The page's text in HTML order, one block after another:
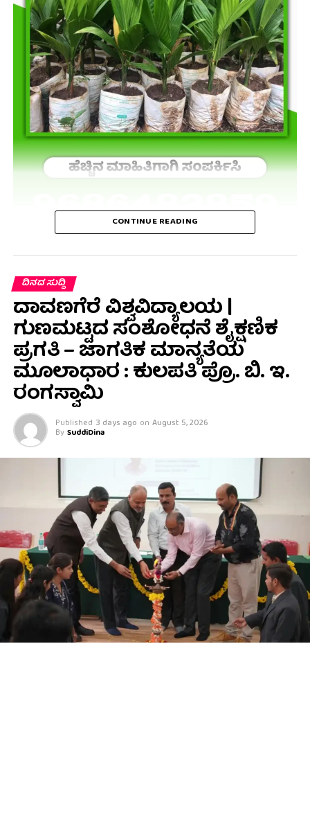
CONTINUE READING
ದಿನದ ಸುದ್ದಿ
ದಾವಣಗೆರೆ ವಿಶ್ವವಿದ್ಯಾಲಯ |
ಗುಣಮಟ್ಟದ ಸಂಶೋಧನೆ ಶೈಕ್ಷಣಿಕ
ಪ್ರಗತಿ – ಜಾಗತಿಕ ಮಾನ್ಯತೆಯ
ಮೂಲಾಧಾರ : ಕುಲಪತಿ ಪ್ರೊ. ಬಿ. ಇ.
ರಂಗಸ್ವಾಮಿ
Published 3 days ago on August 5, 2026
By SuddiDina